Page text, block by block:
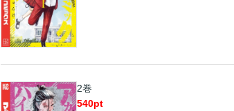
2巻
540pt